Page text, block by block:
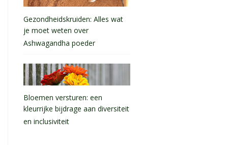
Gezondheidskruiden: Alles wat
je moet weten over
Ashwagandha poeder
Bloemen versturen: een
kleurrijke bijdrage aan diversiteit
en inclusiviteit